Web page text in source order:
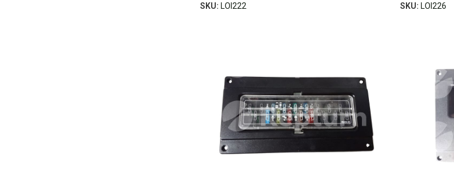
SKU: LOI222
SKU: LOI226